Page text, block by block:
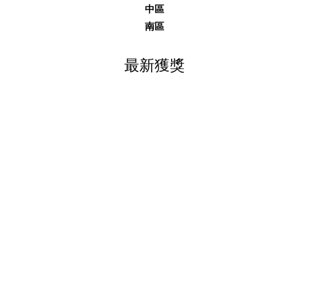
中區
南區
最新獲獎